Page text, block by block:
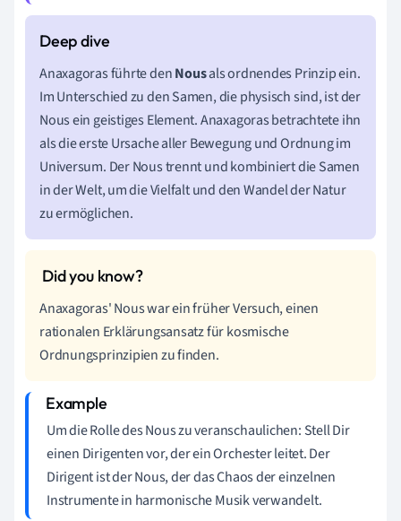
Anaxagoras führte denNousals ordnendes Prinzip ein.
Im Unterschied zu den Samen, die physisch sind, ist der
Nous ein geistiges Element. Anaxagoras betrachtete ihn
als die erste Ursache aller Bewegung und Ordnung im
Universum. Der Nous trennt und kombiniert die Samen
in der Welt, um die Vielfalt und den Wandel der Natur
zu ermöglichen.
Anaxagoras' Nous war ein früher Versuch, einen
rationalen Erklärungsansatz für kosmische
Ordnungsprinzipien zu finden.
Um die Rolle des Nous zu veranschaulichen: Stell Dir
einen Dirigenten vor, der ein Orchester leitet. Der
Dirigent ist der Nous, der das Chaos der einzelnen
Instrumente in harmonische Musik verwandelt.